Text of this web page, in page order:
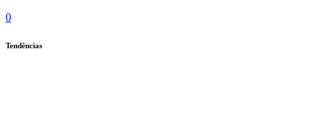
0
Tendências